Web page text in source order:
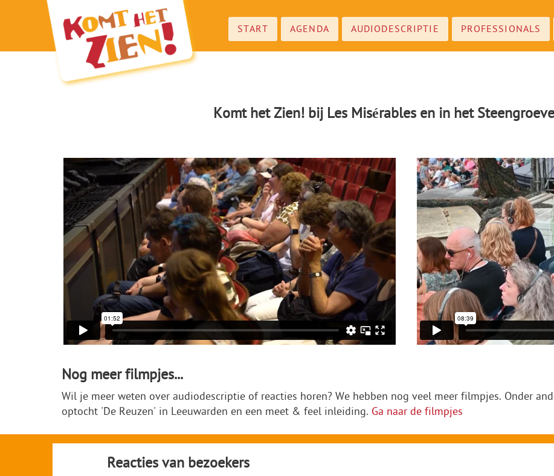
START AGENDA AUDIODESCRIPTIE PROFESSIONALS
Komt het Zien! bij Les Misérables en in het
Nog meer filmpjes...
Wil je meer weten over audiodescriptie of reacties horen? We hebben nog veel meer filmpjes. Onder
optocht 'De Reuzen' in Leeuwarden en een meet & feel inleiding. Ga naar de filmpjes
Reacties van bezoekers